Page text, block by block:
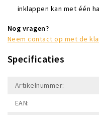
inklappen kan met één
Nog vragen?
Neem contact op met de
Specificaties
Artikelnummer:
EAN: